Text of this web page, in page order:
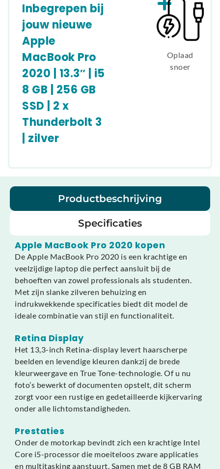
Inbegrepen bij
jouw nieuwe
Apple
MacBook Pro
2020 | 13.3″ | i5
8 GB | 256 GB
SSD | 2 x
Thunderbolt 3
| zilver
Oplaad
snoer
Productbeschrijving
Specificaties
Apple MacBook Pro 2020 kopen
De Apple MacBook Pro 2020 is een krachtige en
veelzijdige laptop die perfect aansluit bij de
behoeften van zowel professionals als studenten.
Met zijn slanke zilveren behuizing en
indrukwekkende specificaties biedt dit model de
ideale combinatie van stijl en functionaliteit.
Retina Display
Het 13,3-inch Retina-display levert haarscherpe
beelden en levendige kleuren dankzij de brede
kleurweergave en True Tone-technologie. Of u nu
foto’s bewerkt of documenten opstelt, dit scherm
zorgt voor een rustige en gedetailleerde kijkervaring
onder alle lichtomstandigheden.
Prestaties
Onder de motorkap bevindt zich een krachtige Intel
Core i5-processor die moeiteloos zware applicaties
en multitasking aanstuurt. Samen met de 8 GB RAM